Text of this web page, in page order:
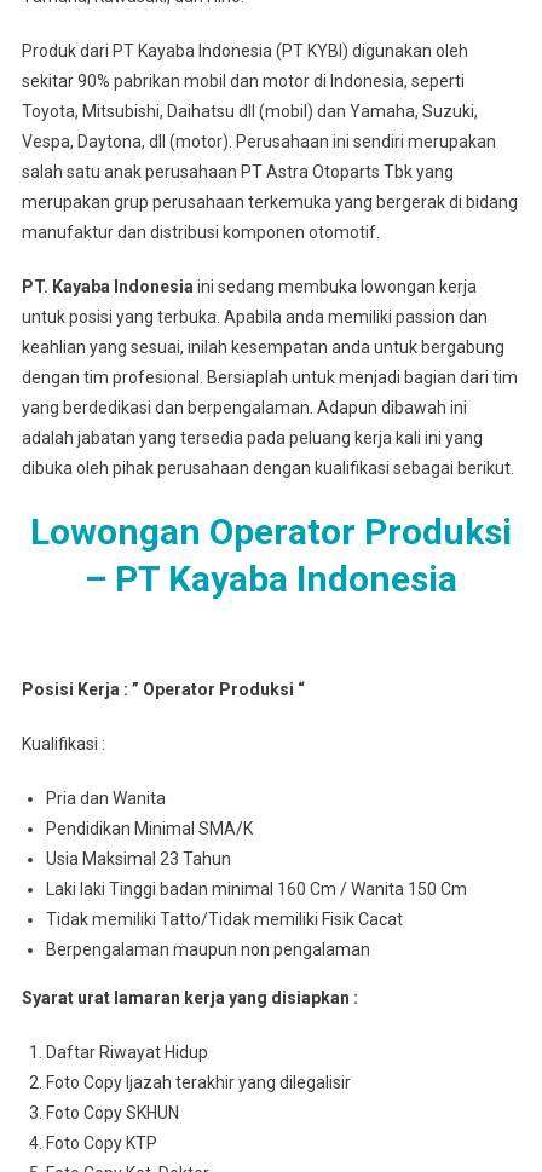
Produk dari PT Kayaba Indonesia (PT KYBI) digunakan oleh
sekitar 90% pabrikan mobil dan motor di Indonesia, seperti
Toyota, Mitsubishi, Daihatsu dll (mobil) dan Yamaha, Suzuki,
Vespa, Daytona, dll (motor). Perusahaan ini sendiri merupakan
salah satu anak perusahaan PT Astra Otoparts Tbk yang
merupakan grup perusahaan terkemuka yang bergerak di bidang
manufaktur dan distribusi komponen otomotif.
PT. Kayaba Indonesia ini sedang membuka lowongan kerja
untuk posisi yang terbuka. Apabila anda memiliki passion dan
keahlian yang sesuai, inilah kesempatan anda untuk bergabung
dengan tim profesional. Bersiaplah untuk menjadi bagian dari tim
yang berdedikasi dan berpengalaman. Adapun dibawah ini
adalah jabatan yang tersedia pada peluang kerja kali ini yang
dibuka oleh pihak perusahaan dengan kualifikasi sebagai berikut.
Lowongan Operator Produksi
– PT Kayaba Indonesia
Posisi Kerja : ” Operator Produksi “
Kualifikasi :
Pria dan Wanita
Pendidikan Minimal SMA/K
Usia Maksimal 23 Tahun
Laki laki Tinggi badan minimal 160 Cm / Wanita 150 Cm
Tidak memiliki Tatto/Tidak memiliki Fisik Cacat
Berpengalaman maupun non pengalaman
Syarat urat lamaran kerja yang disiapkan :
Daftar Riwayat Hidup
Foto Copy Ijazah terakhir yang dilegalisir
Foto Copy SKHUN
Foto Copy KTP